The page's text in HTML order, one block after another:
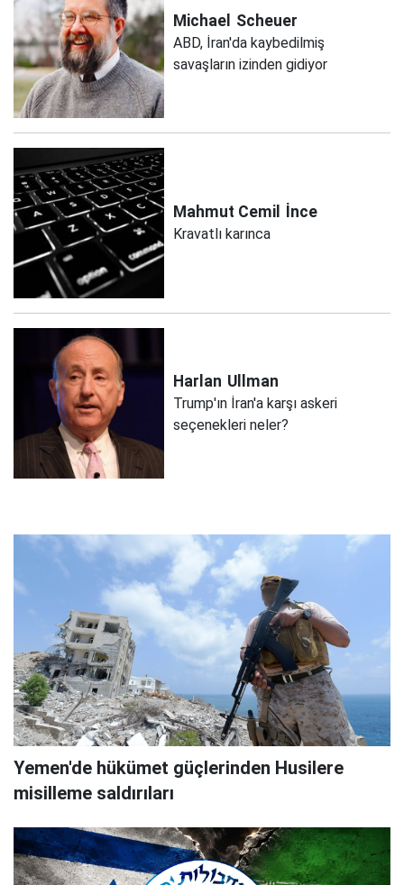
Michael Scheuer
ABD, İran'da kaybedilmiş
savaşların izinden gidiyor
Mahmut Cemil İnce
Kravatlı karınca
Harlan Ullman
Trump'ın İran'a karşı askeri
seçenekleri neler?
Yemen'de hükümet güçlerinden Husilere
misilleme saldırıları